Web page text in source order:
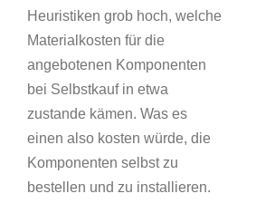
Heuristiken grob hoch, welche
Materialkosten für die
angebotenen Komponenten
bei Selbstkauf in etwa
zustande kämen. Was es
einen also kosten würde, die
Komponenten selbst zu
bestellen und zu installieren.